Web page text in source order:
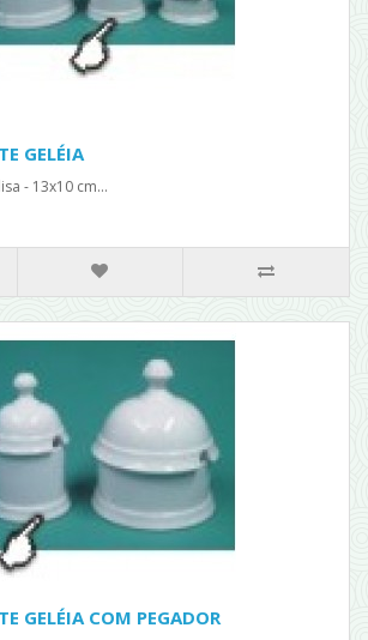
GELÉIA
- 13x10 cm...
GELÉIA COM PEGADOR